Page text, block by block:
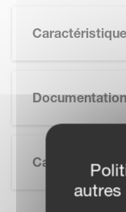
Documentation